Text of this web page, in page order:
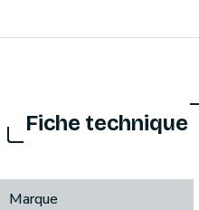
Fiche technique
Marque